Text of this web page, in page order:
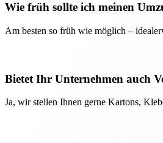
Wie früh sollte ich meinen
Am besten so früh wie möglich –
Bietet Ihr Unternehmen auch
Ja, wir stellen Ihnen gerne Kartons,